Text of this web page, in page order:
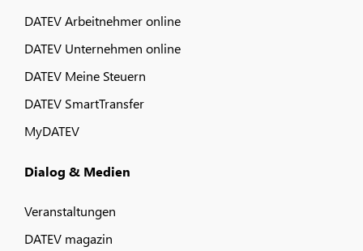
DATEV Arbeitnehmer online
DATEV Unternehmen online
DATEV Meine Steuern
DATEV SmartTransfer
MyDATEV
Dialog & Medien
Veranstaltungen
DATEV magazin